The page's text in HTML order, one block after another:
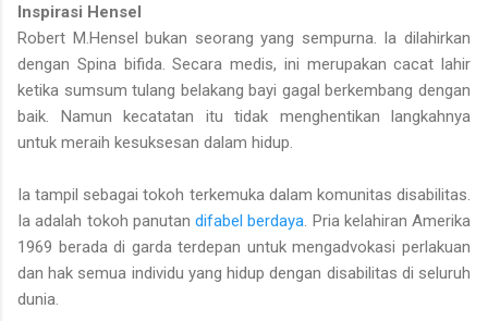
Inspirasi Hensel
Robert M.Hensel bukan seorang yang sempurna. Ia dilahirkan
dengan Spina bifida. Secara medis, ini merupakan cacat lahir
ketika sumsum tulang belakang bayi gagal berkembang dengan
baik. Namun kecatatan itu tidak menghentikan langkahnya
untuk meraih kesuksesan dalam hidup.
Ia tampil sebagai tokoh terkemuka dalam komunitas disabilitas.
Ia adalah tokoh panutan difabel berdaya . Pria kelahiran Amerika
1969 berada di garda terdepan untuk mengadvokasi perlakuan
dan hak semua individu yang hidup dengan disabilitas di seluruh
dunia.